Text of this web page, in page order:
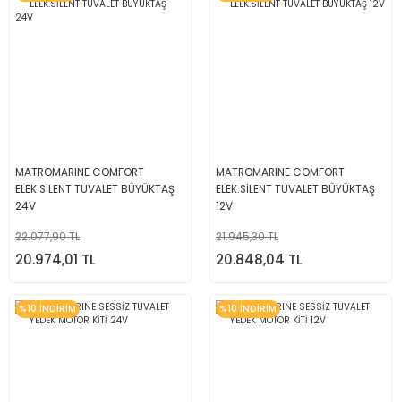
MATROMARINE COMFORT
ELEK.SİLENT TUVALET BÜYÜKTAŞ
24V
22.077,90 TL
20.974,01 TL
MATROMARINE COMFORT
ELEK.SİLENT TUVALET BÜYÜKTAŞ
12V
21.945,30 TL
20.848,04 TL
%10 İNDİRİM %10 İNDİRİM